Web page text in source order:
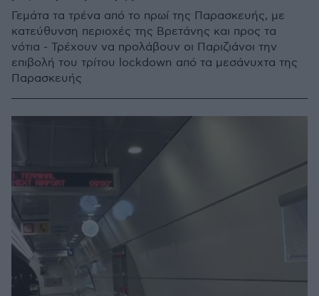
Γεμάτα τα τρένα από το πρωί της Παρασκευής, με
κατεύθυνση περιοχές της Βρετάνης και προς τα
νότια - Τρέχουν να προλάβουν οι Παριζιάνοι την
επιβολή του τρίτου lockdown από τα μεσάνυχτα της
Παρασκευής